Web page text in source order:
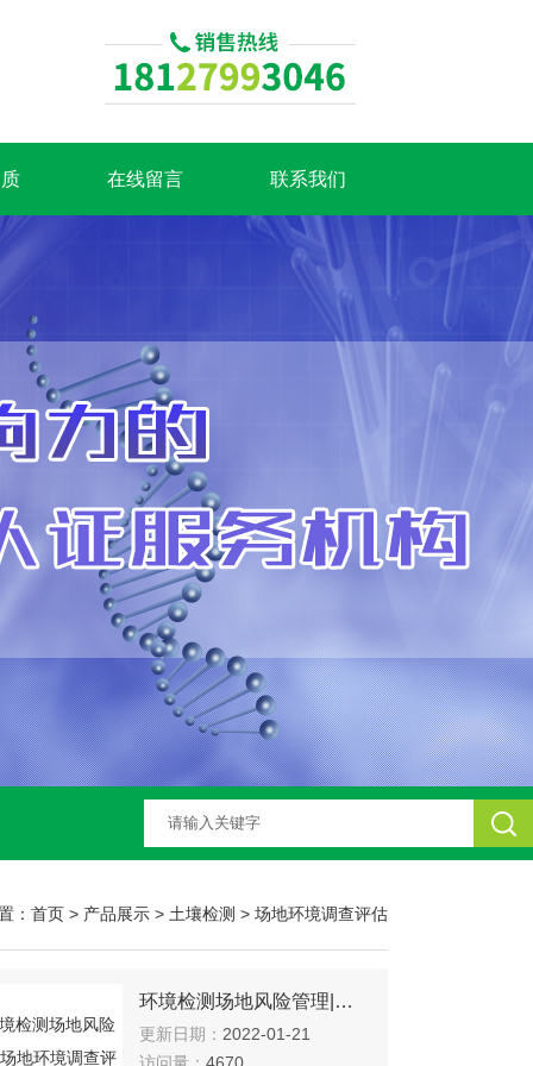
在线留言 联系我们
： 首页 > 产品展示 > 土壤检测 > 场地环境调查评估
环境检测场地风险管理|场地环境调查评估单位
更新日期： 2022-01-21